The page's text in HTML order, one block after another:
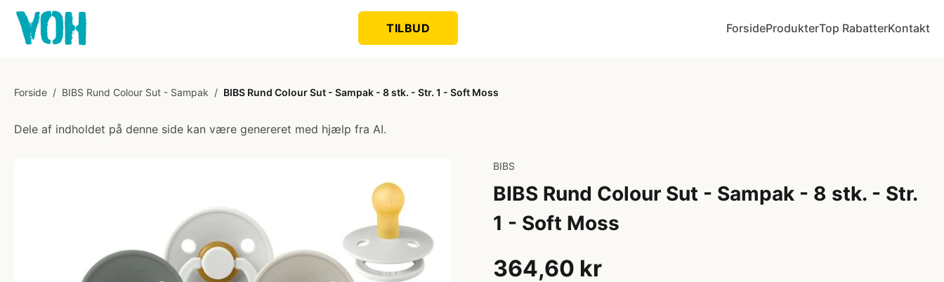
TILBUD ForsideProdukterTop RabatterKontakt
Forside / BIBS Rund Colour Sut - Sampak / BIBS Rund Colour Sut - Sampak - 8 stk. - Str. 1 - Soft Moss
Dele af indholdet på denne side kan være genereret med hjælp fra AI.
BIBS
BIBS Rund Colour Sut - Sampak - 8 stk. - Str.
1 - Soft Moss
364,60 kr